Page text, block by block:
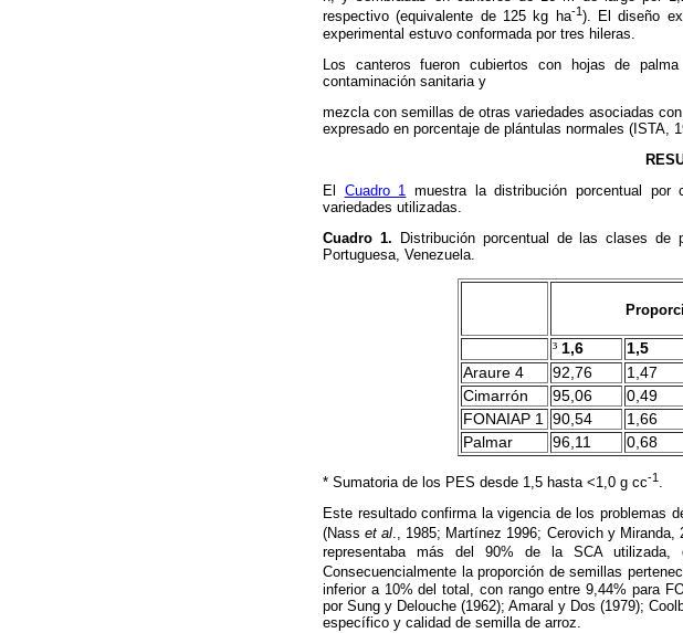
respectivo (equivalente de 125 kg ha-1). El diseño
experimental estuvo conformada por tres hileras.
Los canteros fueron cubiertos con hojas de
contaminación sanitaria y
mezcla con semillas de otras variedades asociadas
expresado en porcentaje de plántulas normales (ISTA,
El Cuadro 1 muestra la distribución porcentual
variedades utilizadas.
Cuadro 1.
Distribución porcentual de las clases
Portuguesa, Venezuela.
³ 1,6 1,5
Araure 4
92,76 1,47
Cimarrón
95,06 0,49
FONAIAP 1
90,54 1,66
Palmar
96,11 0,68
* Sumatoria de los PES desde 1,5 hasta <1,0 g cc-1 .
Este resultado confirma la vigencia de los problemas
(Nasset al., 1985; Martínez 1996; Cerovich y
representaba más del 90% de la SCA
Consecuencialmente la proporción de semillas
inferior a 10% del total, con rango entre 9,44% para
por Sung y Delouche (1962); Amaral y Dos (1979);
específico y calidad de semilla de arroz.